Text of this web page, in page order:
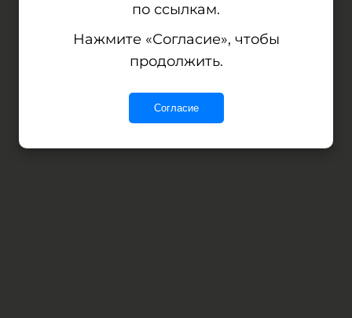
работаем над этим
по ссылкам.
Нажмите «Согласие», чтобы
продолжить.
Согласие